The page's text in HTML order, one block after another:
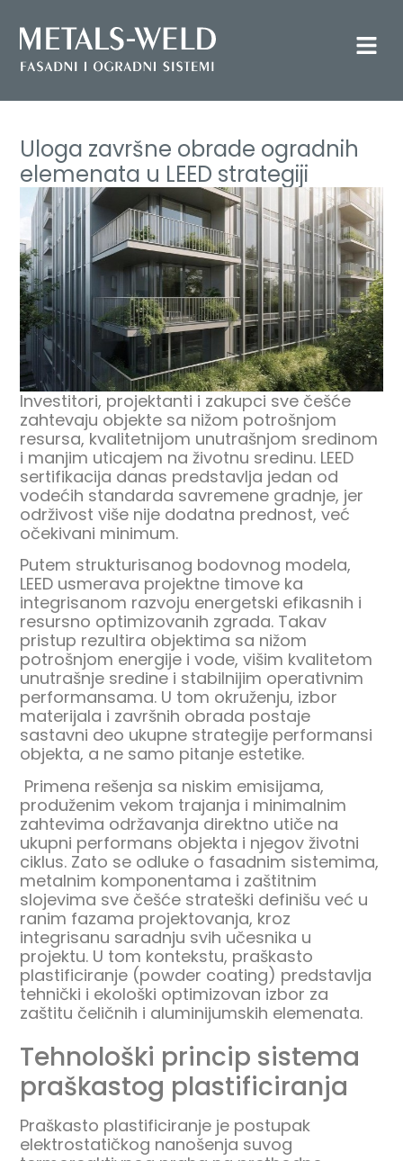
Uloga završne obrade ogradnih
elemenata u LEED strategiji
Investitori, projektanti i zakupci sve češće
zahtevaju objekte sa nižom potrošnjom
resursa, kvalitetnijom unutrašnjom sredinom
i manjim uticajem na životnu sredinu. LEED
sertifikacija danas predstavlja jedan od
vodećih standarda savremene gradnje, jer
održivost više nije dodatna prednost, već
očekivani minimum.
Putem strukturisanog bodovnog modela,
LEED usmerava projektne timove ka
integrisanom razvoju energetski efikasnih i
resursno optimizovanih zgrada. Takav
pristup rezultira objektima sa nižom
potrošnjom energije i vode, višim kvalitetom
unutrašnje sredine i stabilnijim operativnim
performansama. U tom okruženju, izbor
materijala i završnih obrada postaje
sastavni deo ukupne strategije performansi
objekta, a ne samo pitanje estetike.
Primena rešenja sa niskim emisijama,
produženim vekom trajanja i minimalnim
zahtevima održavanja direktno utiče na
ukupni performans objekta i njegov životni
ciklus. Zato se odluke o fasadnim sistemima,
metalnim komponentama i zaštitnim
slojevima sve češće strateški definišu već u
ranim fazama projektovanja, kroz
integrisanu saradnju svih učesnika u
projektu. U tom kontekstu, praškasto
plastificiranje (powder coating) predstavlja
tehnički i ekološki optimizovan izbor za
zaštitu čeličnih i aluminijumskih elemenata.
Tehnološki princip sistema
praškastog plastificiranja
Praškasto plastificiranje je postupak
elektrostatičkog nanošenja suvog